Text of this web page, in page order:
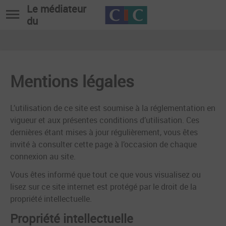
Le médiateur
du
Mentions légales
L’utilisation de ce site est soumise à la réglementation en
vigueur et aux présentes conditions d’utilisation. Ces
dernières étant mises à jour régulièrement, vous êtes
invité à consulter cette page à l’occasion de chaque
connexion au site.
Vous êtes informé que tout ce que vous visualisez ou
lisez sur ce site internet est protégé par le droit de la
propriété intellectuelle.
Propriété intellectuelle